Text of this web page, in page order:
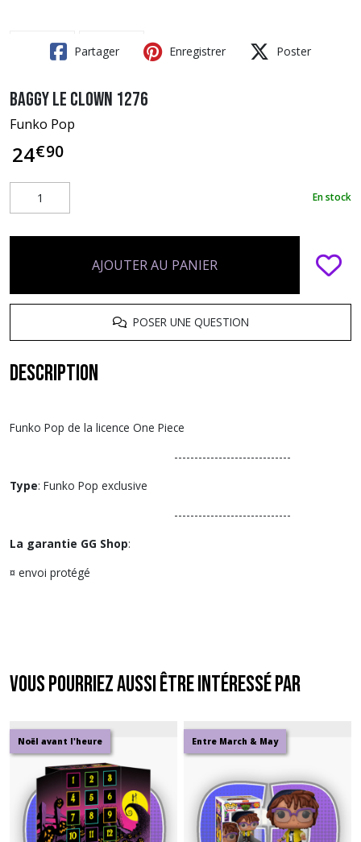
Partager Enregistrer Poster
Baggy le Clown 1276
Funko Pop
24€90
En stock
AJOUTER AU PANIER
POSER UNE QUESTION
Description
Funko Pop de la licence One Piece
-----------------------------
Type: Funko Pop exclusive
-----------------------------
La garantie GG Shop:
¤ envoi protégé
Vous pourriez aussi être intéressé par
Noël avant l'heure Entre March & May